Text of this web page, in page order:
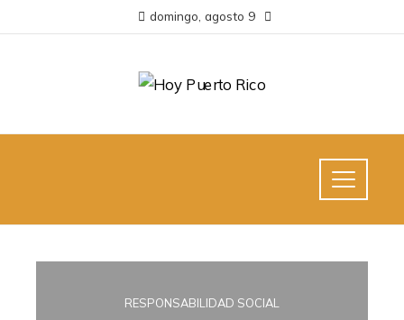
domingo, agosto 9
RESPONSABILIDAD SOCIAL